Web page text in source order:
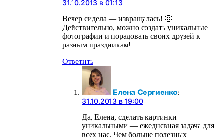
31.10.2013 в 01:13
Вечер сидела — извращалась! 🙂
Действительно, можно создать уникальные
фотографии и порадовать своих друзей к
разным праздникам!
Ответить
Елена Сергиенко:
31.10.2013 в 19:00
Да, Елена, сделать картинки
уникальными — ежедневная задача для
всех нас. Чем больше полезных